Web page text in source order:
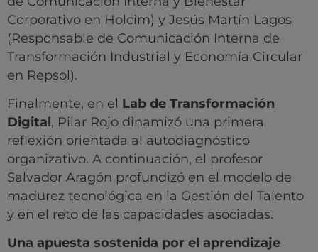
Corporativo en Holcim) y Jesús Martín Lagos
(Responsable de Comunicación Interna de
Transformación Industrial y Economía Circular
en Repsol).
Finalmente, en el Lab de Transformación
Digital, Pilar Rojo dinamizó una primera
reflexión orientada al autodiagnóstico
organizativo. A continuación, el profesor
Salvador Aragón profundizó en el modelo de
madurez tecnológica en la Gestión del Talento
y en el reto de las capacidades asociadas.
Una apuesta sostenida por el aprendizaje